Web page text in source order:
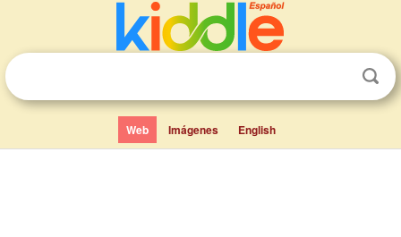
Web Imágenes English